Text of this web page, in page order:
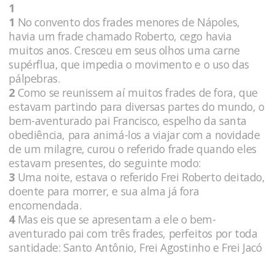
1
1 No convento dos frades menores de Nápoles,
havia um frade chamado Roberto, cego havia
muitos anos. Cresceu em seus olhos uma carne
supérflua, que impedia o movimento e o uso das
pálpebras.
2 Como se reunissem aí muitos frades de fora, que
estavam partindo para diversas partes do mundo, o
bem-aventurado pai Francisco, espelho da santa
obediência, para animá-los a viajar com a novidade
de um milagre, curou o referido frade quando eles
estavam presentes, do seguinte modo:
3 Uma noite, estava o referido Frei Roberto deitado,
doente para morrer, e sua alma já fora
encomendada.
4Mas eis que se apresentam a ele o bem-
aventurado pai com três frades, perfeitos por toda
santidade: Santo Antônio, Frei Agostinho e Frei Jacó